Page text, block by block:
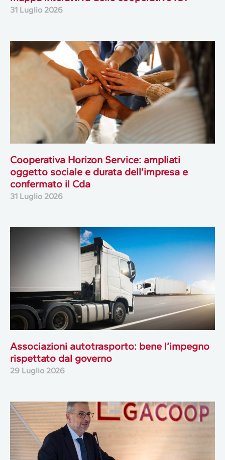
31 Luglio 2026
Cooperativa Horizon Service: ampliati
oggetto sociale e durata dell’impresa e
confermato il Cda
31 Luglio 2026
Associazioni autotrasporto: bene l’impegno
rispettato dal governo
29 Luglio 2026